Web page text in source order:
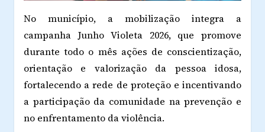
No município, a mobilização integra a
campanha Junho Violeta 2026, que promove
durante todo o mês ações de conscientização,
orientação e valorização da pessoa idosa,
fortalecendo a rede de proteção e incentivando
a participação da comunidade na prevenção e
no enfrentamento da violência.